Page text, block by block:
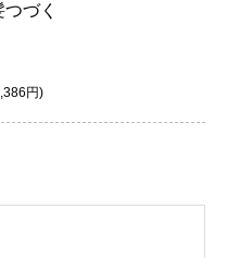
づく
円)